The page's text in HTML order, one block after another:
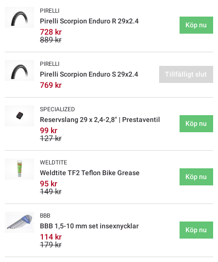
PIRELLI
Pirelli Scorpion Enduro R 29x2.4
728 kr
889 kr
Köp nu
PIRELLI
Pirelli Scorpion Enduro S 29x2.4
769 kr
Tillfälligt slut
SPECIALIZED
Reservslang 29 x 2,4-2,8" | Prestaventil
99 kr
127 kr
Köp nu
WELDTITE
Weldtite TF2 Teflon Bike Grease
95 kr
149 kr
Köp nu
BBB
BBB 1,5-10 mm set insexnycklar
114 kr
179 kr
Köp nu